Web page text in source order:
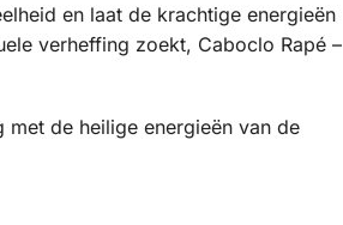
en laat de krachtige energieën
verheffing zoekt, Caboclo Rapé –
de heilige energieën van de